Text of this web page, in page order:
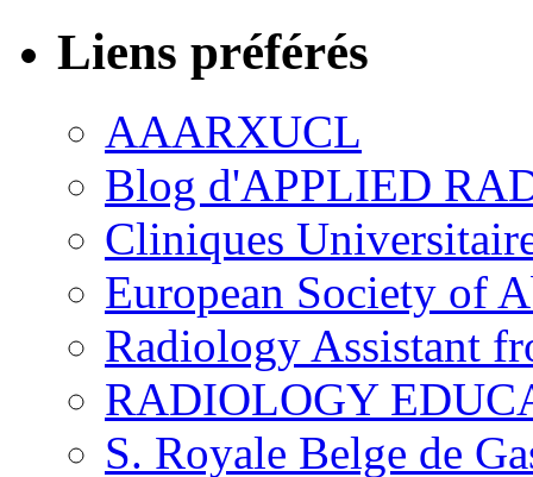
Liens préférés
AAARXUCL
Blog d'APPLIED
Cliniques
European Society of
Radiology Assistant
RADIOLOGY
S. Royale Belge de